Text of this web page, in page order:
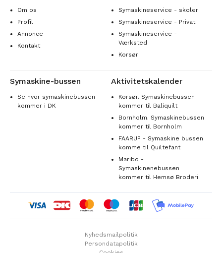
Om os
Profil
Annonce
Kontakt
Symaskineservice - skoler
Symaskineservice - Privat
Symaskineservice -
Værksted
Korsør
Symaskine-bussen
Se hvor symaskinebussen
kommer i DK
Aktivitetskalender
Korsør. Symaskinebussen
kommer til Baliquilt
Bornholm. Symaskinebussen
kommer til Bornholm
FAARUP - Symaskine bussen
komme til Quiltefant
Maribo -
Symaskinenebussen
kommer til Hemsø Broderi
Nyhedsmailpolitik
Persondatapolitik